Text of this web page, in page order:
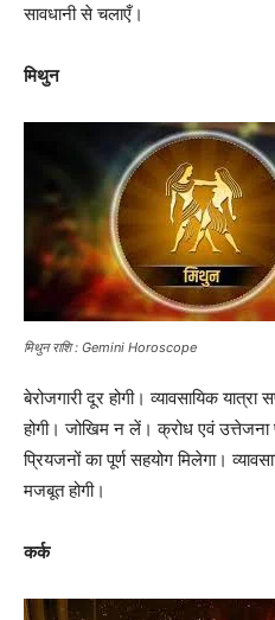
सावधानी से चलाएँ।
मिथुन
मिथुन राशि : Gemini Horoscope
बेरोजगारी दूर होगी। व्यावसायिक
होगी। जोखिम न लें। क्रोध एवं
प्रियजनों का पूर्ण सहयोग मिलेगा।
मजबूत होगी।
कर्क